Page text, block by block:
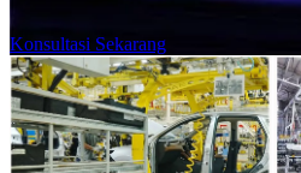
Konsultasi Sekarang